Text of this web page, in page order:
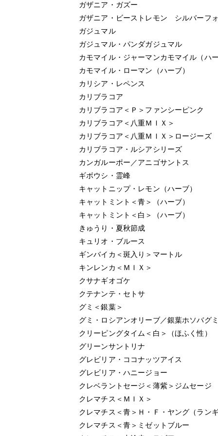
ガザニア・ガズー
ガザニア・ビーストレモン シルバーフ
ガジュマル
ガジュマル・パンダガジュマル
カモマイル・ジャーマンカモマイル（ハー
カモマイル・ローマン（ハーブ）
カリシア・レペンス
カリブラコア
カリブラコア＜Ｐ＞ファンシーピンク
カリブラコア＜八重ＭＩＸ＞
カリブラコア＜八重ＭＩＸ＞ロージーズ
カリブラコア・ルシアシリーズ
カンガルーポー／アニゴサントス
ギボウシ・霊峰
キャットニップ・レモン（ハーブ）
キャットミント＜青＞（ハーブ）
キャットミント＜白＞（ハーブ）
きゅうり・夏秋節成
キュリオ・ブルース
ギンバイカ＜斑入り＞マートル
キンレンカ＜ＭＩＸ＞
クサナギオゴケ
クテナンテ・セトサ
グミ＜銀葉＞
グミ・ロシアンオリーブ／銀葉ホソバグミ
クリーピングタイム＜白＞（ほふく性）
グリーンサントリナ
グレビリア・ココナッツアイス
グレビリア・ハニージョー
クレベラントセージ＜薄紫＞ジムセージ
クレマチス＜ＭＩＸ＞
クレマチス＜青＞Ｈ・Ｆ・ヤング（ランギ
クレマチス＜青＞ミゼットブルー